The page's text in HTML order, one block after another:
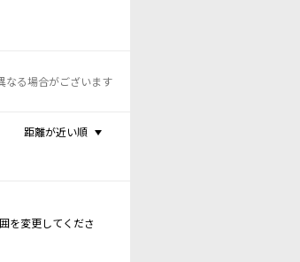
る場合がございます
距離が近い順
を変更してくださ